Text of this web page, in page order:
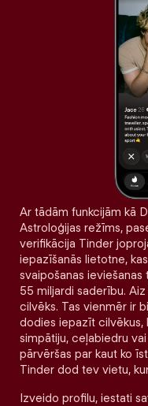
Ar tādām funkcijām kā
Astroloģijas režīms,
verifikācija Tinder
iepazīšanās lietotne,
svaipošanas
55 miljardi saderību.
cilvēks. Tas vienmēr ir
dodies iepazīt cilvēkus,
simpātiju, ceļabiedru
pārvēršas par kaut ko
Tinder dod tev vietu,
Izveido profilu, iestati